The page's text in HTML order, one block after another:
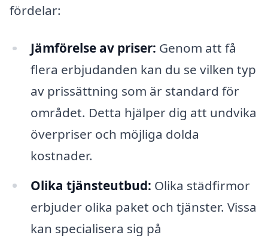
fördelar:
Jämförelse av priser: Genom att få
flera erbjudanden kan du se vilken typ
av prissättning som är standard för
området. Detta hjälper dig att undvika
överpriser och möjliga dolda
kostnader.
Olika tjänsteutbud: Olika städfirmor
erbjuder olika paket och tjänster. Vissa
kan specialisera sig på